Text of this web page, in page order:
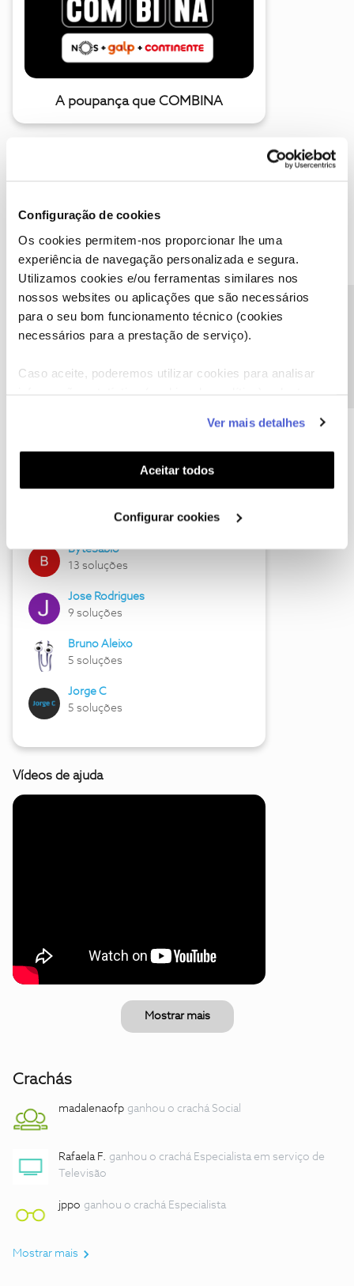
Configuração de cookies
Os cookies permitem-nos proporcionar lhe uma
experiência de navegação personalizada e segura.
Utilizamos cookies e/ou ferramentas similares nos
nossos websites ou aplicações que são necessários
para o seu bom funcionamento técnico (cookies
necessários para a prestação de serviço).
Caso aceite, poderemos utilizar cookies para analisar
funcionalidades (cookies de personalização e
funcionalidade) e adaptar anúncios aos seus interesses
(cookies de publicidade personalizada). Pode gerir a
utilização dos cookies clicando em "Configurar
Ver mais detalhes
Aceitar todos
Configurar cookies
A poupança que COMBINA
Descubra as novidades de julho
Hall of Fame de julho
17 soluções
ByteSábio
13 soluções
Jose Rodrigues
9 soluções
Bruno Aleixo
5 soluções
Jorge C
5 soluções
Vídeos de ajuda
Mostrar mais
Crachás
madalenaofp ganhou o crachá Social
Rafaela F. ganhou o crachá Especialista em serviço de
Televisão
jppo ganhou o crachá Especialista
Mostrar mais